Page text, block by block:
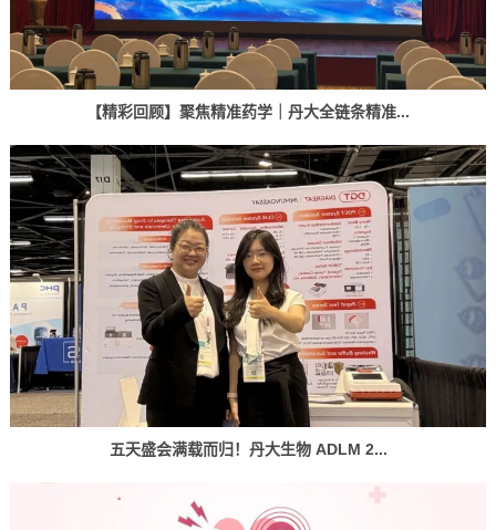
【精彩回顾】聚焦精准药学｜丹大全链条精准...
五天盛会满载而归！丹大生物 ADLM 2...